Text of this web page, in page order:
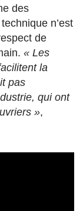
des
n’est
de
« Les
la
pas
qui ont
»,